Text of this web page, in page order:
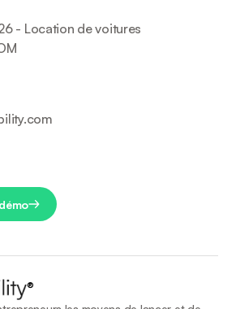
- Location de voitures
®